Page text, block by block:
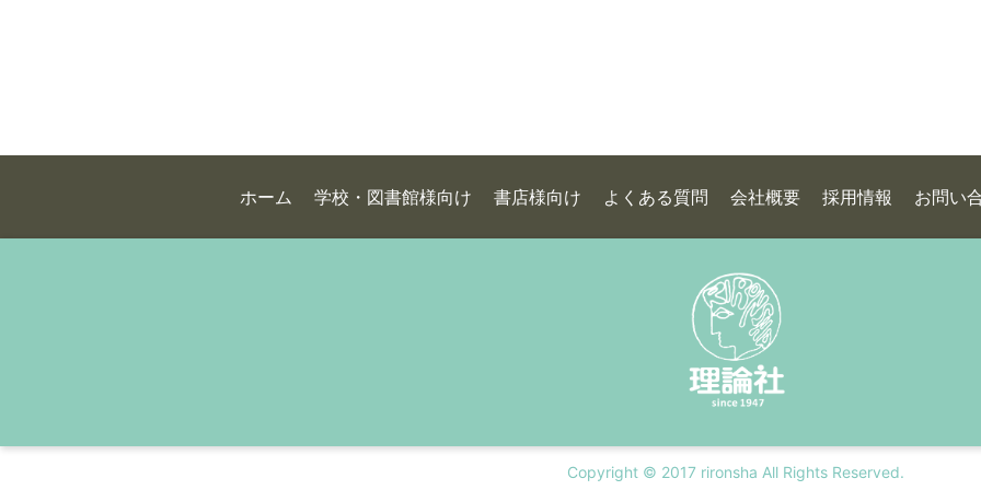
ホーム 学校・図書館様向け 書店様向け よくある質問 会社概要 採用情報 お問い
Copyright © 2017 rironsha All Rights Reserved.